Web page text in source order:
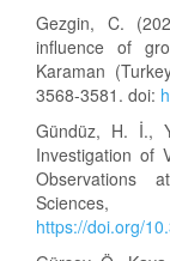
Gezgin, C.
influence of
Karaman
3568-3581. doi:
Gündüz, H. İ.,
Investigation of
Observations
https://doi.org/